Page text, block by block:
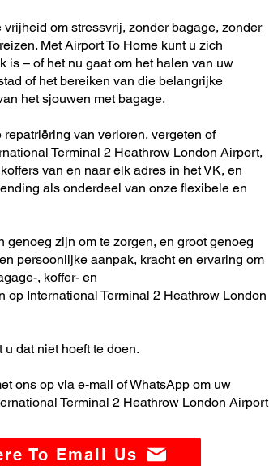
om stressvrij, zonder bagage, zonder
Met Airport To Home kunt u zich
is – of het nu gaat om het halen van uw
of het bereiken van die belangrijke
het sjouwen met bagage.
van verloren, vergeten of
Terminal 2 Heathrow London Airport,
van en naar elk adres in het VK, en
als onderdeel van onze flexibele en
genoeg zijn om te zorgen, en groot genoeg
persoonlijke aanpak, kracht en ervaring om
, koffer- en
op International Terminal 2 Heathrow London
dat niet hoeft te doen.
ons op via e-mail of WhatsApp om uw
Terminal 2 Heathrow London Airport
To Email Us